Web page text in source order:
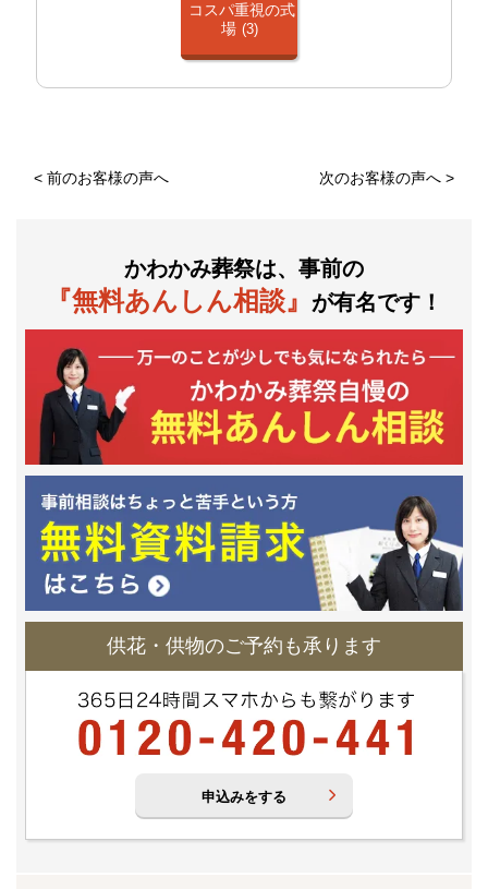
コスパ重視の式
場 (3)
<前のお客様の声へ 次のお客様の声へ>
かわかみ葬祭は、事前の
『無料あんしん相談』 が有名です！
供花・供物のご予約も承ります
申込みをする